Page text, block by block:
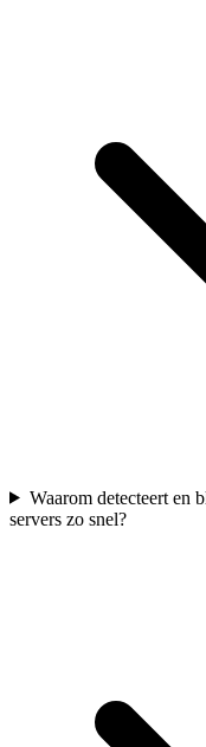
Waarom detecteert en
servers zo snel?